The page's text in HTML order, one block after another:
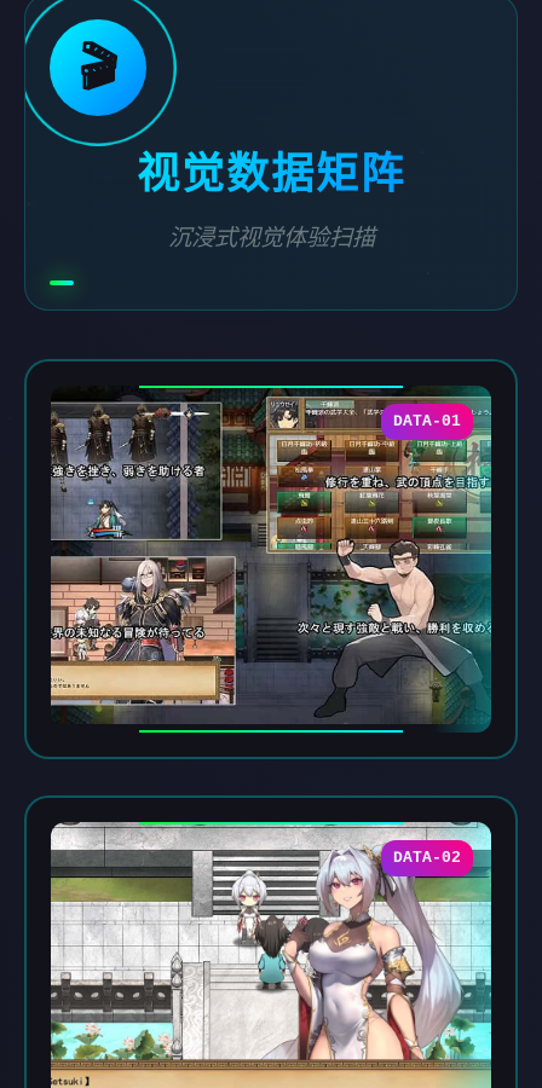
🎬
视觉数据矩阵
沉浸式视觉体验扫描
DATA-01
DATA-02